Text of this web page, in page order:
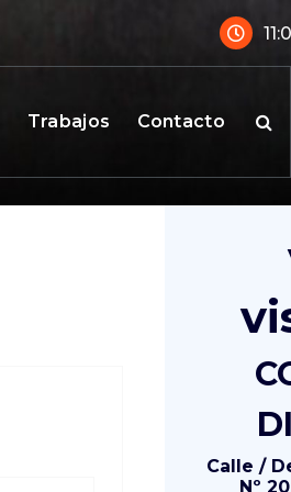
Trabajos Contacto
Calle /
Nº